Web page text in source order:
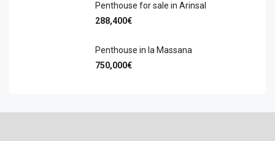
Penthouse for sale in Arinsal
288,400€
Penthouse in la Massana
750,000€